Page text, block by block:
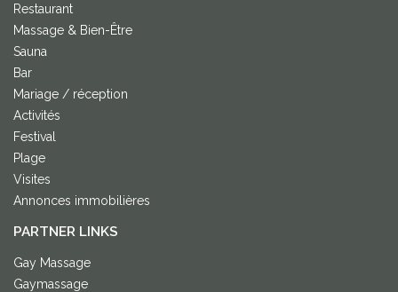
Restaurant
Massage & Bien-Être
Sauna
Bar
Mariage / réception
Activités
Festival
Plage
Visites
Annonces immobilières
PARTNER LINKS
Gay Massage
Gaymassage